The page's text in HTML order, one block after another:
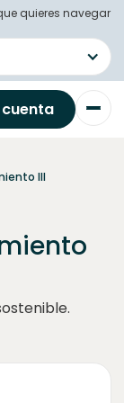
quieres navegar
III